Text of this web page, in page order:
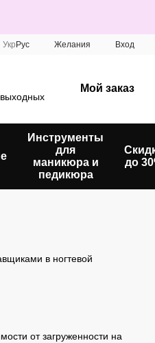
Укр Рус Желания Вход
Мой заказ
Инструменты
для
маникюра и
педикюра
до
в ногтевой
от загруженности на